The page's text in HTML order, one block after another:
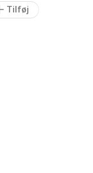
Tilføj